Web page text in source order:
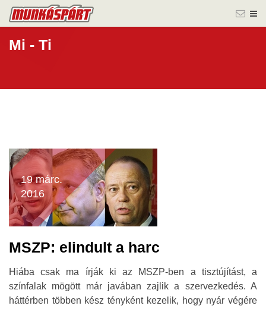
Mi - Ti
19 márc.
2016
MSZP: elindult a harc
Hiába csak ma írják ki az MSZP-ben a tisztújítást, a
színfalak mögött már javában zajlik a szervezkedés. A
háttérben többen kész tényként kezelik, hogy nyár végére